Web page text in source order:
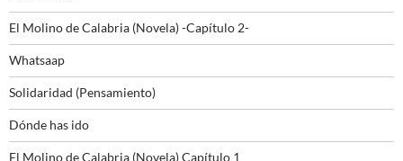
El Molino de Calabria (Novela) -Capítulo 2-
Whatsaap
Solidaridad (Pensamiento)
Dónde has ido
El Molino de Calabria (Novela) Capítulo 1